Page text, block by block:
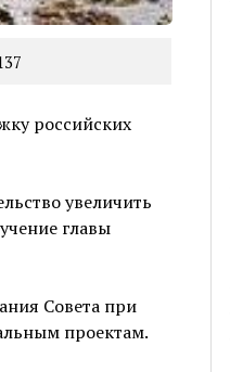
российских
увеличить
главы
Совета при
проектам.